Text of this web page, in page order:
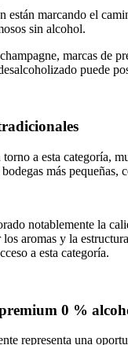
están marcando el
sin alcohol.
marcas de
puede
a esta categoría,
más
notablemente la
aromas y la
a esta categoría.
0 %
representa una